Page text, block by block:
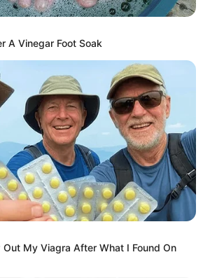
Τι αλλάζει στις
γραμμές με τη
στην Πάτρα: Πέθανε βρέφος
στη ΜΕΘ του «Άγιος
τρακτέρ στην Εύβοια: Έκανε
προκαταβολή 2.480€
Φυλάκιση 15 μηνών στη
που μέθυσε με την 15χρονη
Υγείας
A Vinegar Foot Soak
Out My Viagra After What I Found On